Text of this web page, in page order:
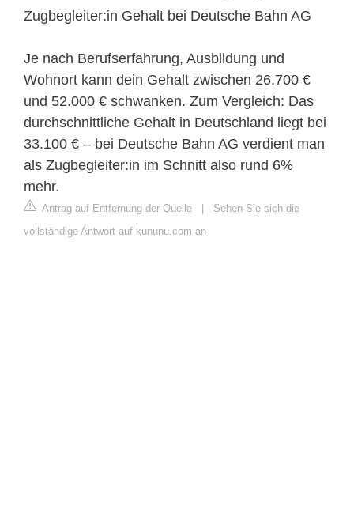
Zugbegleiter:in Gehalt bei Deutsche Bahn AG
Je nach Berufserfahrung, Ausbildung und
Wohnort kann dein Gehalt zwischen 26.700 €
und 52.000 € schwanken. Zum Vergleich: Das
durchschnittliche Gehalt in Deutschland liegt bei
33.100 € – bei Deutsche Bahn AG verdient man
als Zugbegleiter:in im Schnitt also rund 6%
mehr.
Antrag auf Entfernung der Quelle
Sehen Sie sich die
vollständige Antwort auf kununu.com an